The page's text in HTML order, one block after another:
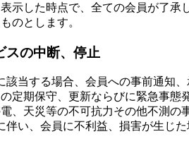
示した時点で、全ての会員が了
のとします。
の中断、停止
該当する場合、会員への事前通知
定期保守、更新ならびに緊急事態
、天災等の不可抗力その他不測の
伴い、会員に不利益、損害が生じ